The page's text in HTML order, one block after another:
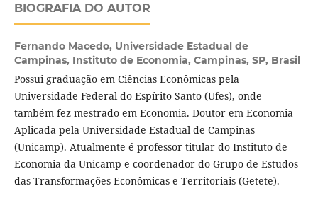
BIOGRAFIA DO AUTOR
Fernando Macedo, Universidade Estadual de
Campinas, Instituto de Economia, Campinas, SP, Brasil
Possui graduação em Ciências Econômicas pela
Universidade Federal do Espírito Santo (Ufes), onde
também fez mestrado em Economia. Doutor em Economia
Aplicada pela Universidade Estadual de Campinas
(Unicamp). Atualmente é professor titular do Instituto de
Economia da Unicamp e coordenador do Grupo de Estudos
das Transformações Econômicas e Territoriais (Getete).